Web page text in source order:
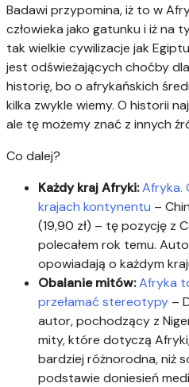
Badawi przypomina, iż to w
człowieka jako gatunku i iż na
tak wielkie cywilizacje jak
jest odświeżających choćby
historię, bo o afrykańskich
kilka zwykle wiemy. O historii
ale tę możemy znać z innych
Co dalej?
Każdy kraj Afryki:Afryka.
krajach kontynentu –
(19,90 zł) – tę pozycję z
polecałem rok temu.
opowiadają o każdym
Obalanie mitów:Afryka
przełamać stereotypy –
autor, pochodzący z
mity, które dotyczą
bardziej różnorodna, niż
podstawie doniesień